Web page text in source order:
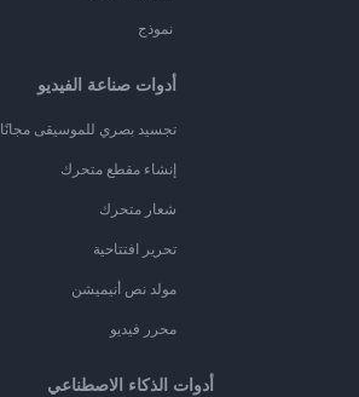
نموذج
أدوات صناعة الفيديو
تجسيد بصري للموسيقى مجانًا
إنشاء مقطع متحرك
شعار متحرك
تحرير افتتاحية
مولد نص أنيميشن
محرر فيديو
أدوات الذكاء الاصطناعي